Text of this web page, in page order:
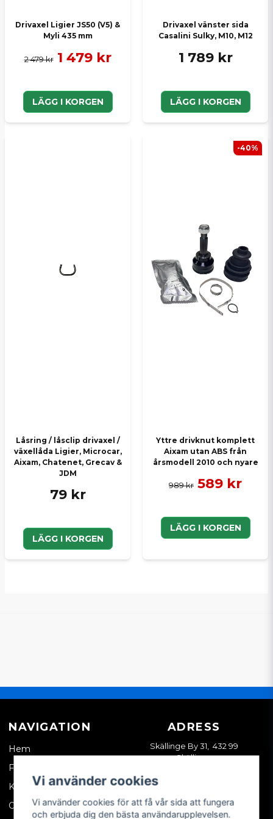
Drivaxel Ligier JS50 (V5) &
Myli 435 mm
2 479 kr 1 479 kr
LÄGG I KORGEN
Drivaxel vänster sida
Casalini Sulky, M10, M12
1 789 kr
LÄGG I KORGEN
Låsring / låsclip drivaxel /
växellåda Ligier, Microcar,
Aixam, Chatenet, Grecav &
JDM
79 kr
LÄGG I KORGEN
Yttre drivknut komplett
Aixam utan ABS från
årsmodell 2010 och nyare
989 kr 589 kr
LÄGG I KORGEN
-40%
NAVIGATION
Hem
Företagskund
Kontakta oss
Om oss
ADRESS
Skällinge By 31, 432 99
Skällinge
Vi använder cookies
Vi använder cookies för att få vår sida att fungera
och erbjuda dig den bästa användarupplevelsen.